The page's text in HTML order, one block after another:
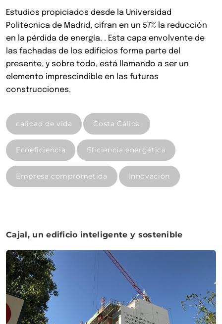
Estudios propiciados desde la Universidad
Politécnica de Madrid, cifran en un 57% la reducción
en la pérdida de energía. . Esta capa envolvente de
las fachadas de los edificios forma parte del
presente, y sobre todo, está llamando a ser un
elemento imprescindible en las futuras
construcciones.
calidad de vida Costa Cálida
Ecoeficiencia Eficiencia energética
Empresa comprometida Innovación
Cajal, un edificio inteligente y sostenible